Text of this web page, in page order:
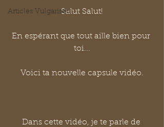
Articles VulgarisésSalut Salut!
En espérant que tout aille bien pour
toi...
Voici ta nouvelle capsule vidéo.
Dans cette vidéo, je te parle de